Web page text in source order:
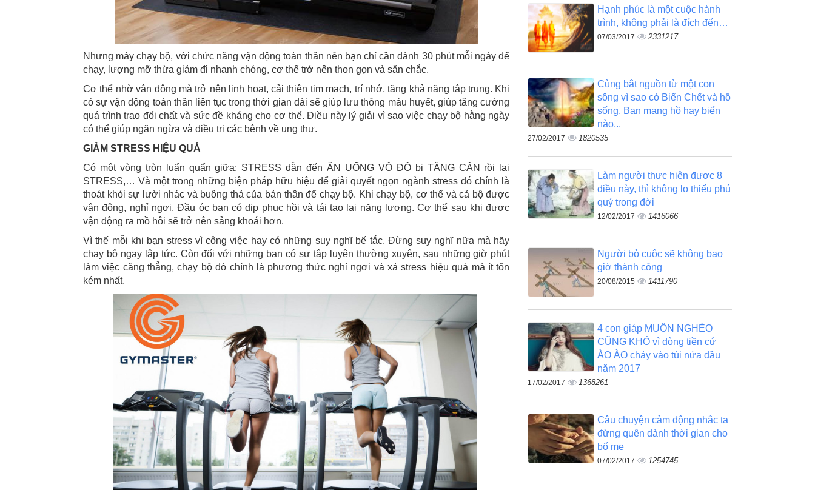
Nhưng máy chạy bộ, với chức năng vận động toàn thân nên bạn chỉ cần dành 30 phút mỗi ngày để
chạy, lượng mỡ thừa giảm đi nhanh chóng, cơ thể trở nên thon gọn và săn chắc.
Cơ thể nhờ vận động mà trở nên linh hoạt, cải thiện tim mạch, trí nhớ, tăng khả năng tập trung. Khi
có sự vận động toàn thân liên tục trong thời gian dài sẽ giúp lưu thông máu huyết, giúp tăng cường
quá trình trao đổi chất và sức đề kháng cho cơ thể. Điều này lý giải vì sao việc chạy bộ hằng ngày
có thể giúp ngăn ngừa và điều trị các bệnh về ung thư.
GIẢM STRESS HIỆU QUẢ
Có một vòng tròn luẩn quẩn giữa: STRESS dẫn đến ĂN UỐNG VÔ ĐỘ bị TĂNG CÂN rồi lại
STRESS,… Và một trong những biện pháp hữu hiệu để giải quyết ngọn ngành stress đó chính là
thoát khỏi sự lười nhác và buông thả của bản thân để chạy bộ. Khi chạy bộ, cơ thể và cả bộ được
vận động, nghỉ ngơi. Đầu óc bạn có dịp phục hồi và tái tạo lại năng lượng. Cơ thể sau khi được
vận động ra mồ hôi sẽ trở nên sảng khoái hơn.
Vì thế mỗi khi bạn stress vì công việc hay có những suy nghĩ bế tắc. Đừng suy nghĩ nữa mà hãy
chạy bộ ngay lập tức. Còn đối với những bạn có sự tập luyện thường xuyên, sau những giờ phút
làm việc căng thẳng, chạy bộ đó chính là phương thức nghỉ ngơi và xả stress hiệu quả mà ít tốn
kém nhất.
Hạnh phúc là một cuộc hành
trình, không phải là đích đến…
07/03/2017 2331217
Cùng bắt nguồn từ một con
sông vì sao có Biển Chết và hồ
sống. Bạn mang hồ hay biển
nào...
27/02/2017 1820535
Làm người thực hiện được 8
điều này, thì không lo thiếu phú
quý trong đời
12/02/2017 1416066
Người bỏ cuộc sẽ không bao
giờ thành công
20/08/2015 1411790
4 con giáp MUỐN NGHÈO
CŨNG KHÓ vì dòng tiền cứ
ÀO ÀO chảy vào túi nửa đầu
năm 2017
17/02/2017 1368261
Câu chuyện cảm động nhắc ta
đừng quên dành thời gian cho
bố mẹ
07/02/2017 1254745